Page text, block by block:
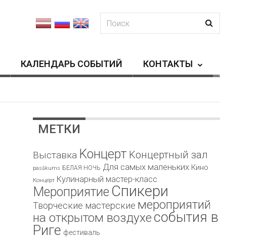
КАЛЕНДАРЬ СОБЫТИЙ КОНТАКТЫ
МЕТКИ
Bыставка Kонцерт Kонцертный зал
pasākums БЕЛАЯ НОЧЬ Для самых маленьких Кино
Концерт Кулинарный мастер-класс
Мероприятие Спикери
Творческие мастерские мероприятий
на открытом воздухе события в
Риге фестиваль